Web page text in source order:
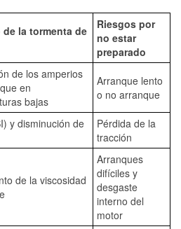
de la tormenta de
Riesgos por
no estar
preparado
de los amperios
en
bajas
Arranque lento
o no arranque
y disminución de
Pérdida de la
tracción
de la viscosidad
Arranques
difíciles y
desgaste
interno del
motor